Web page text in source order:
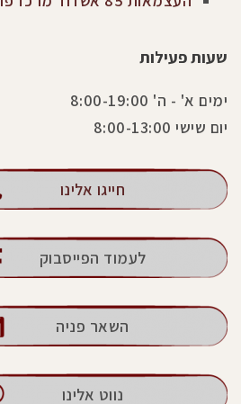
שעות פעילות
ימים א' - ה' 8:00-19:00
יום שישי 8:00-13:00
חייגו אלינו
לעמוד הפייסבוק
השאר פניה
נווט אלינו